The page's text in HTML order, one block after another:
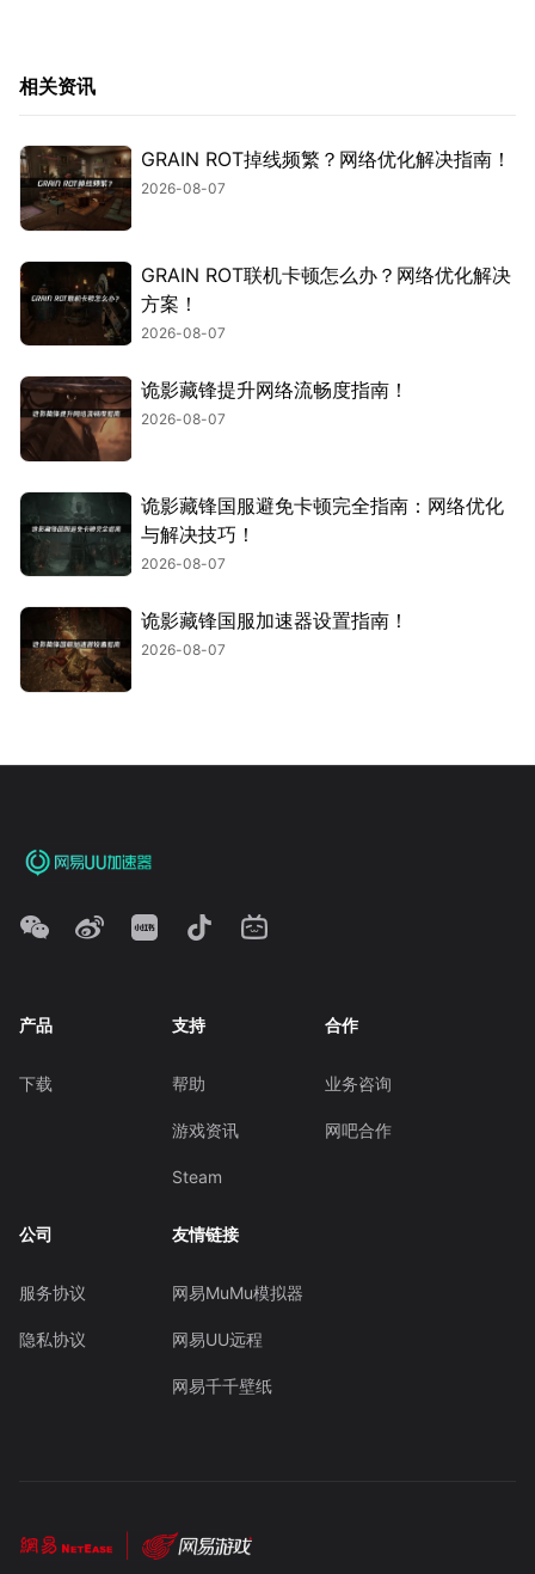
相关资讯
GRAIN ROT掉线频繁？网络优化解决指南！
2026-08-07
GRAIN ROT联机卡顿怎么办？网络优化解决
方案！
2026-08-07
诡影藏锋提升网络流畅度指南！
2026-08-07
诡影藏锋国服避免卡顿完全指南：网络优化
与解决技巧！
2026-08-07
诡影藏锋国服加速器设置指南！
2026-08-07
产品
下载
支持
帮助
游戏资讯
Steam
合作
业务咨询
网吧合作
公司
服务协议
隐私协议
友情链接
网易MuMu模拟器
网易UU远程
网易千千壁纸